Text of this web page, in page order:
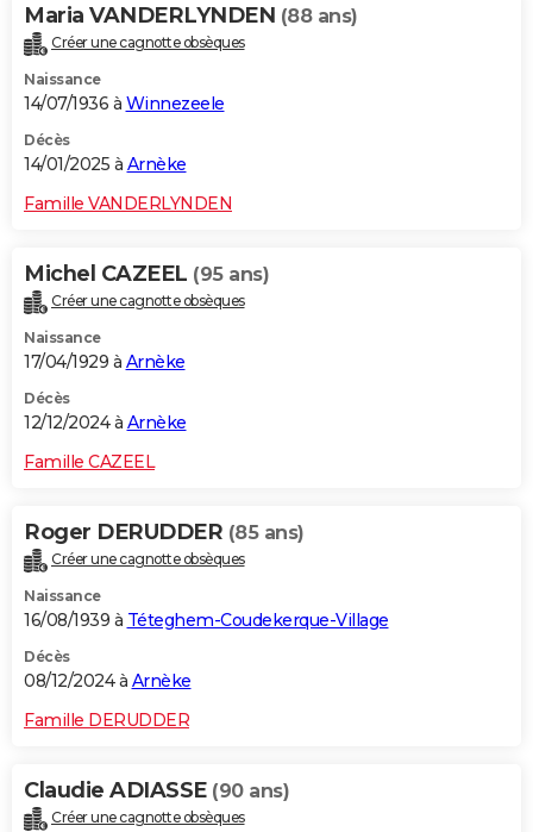
Maria VANDERLYNDEN (88 ans)
Créer une cagnotte obsèques
Naissance
14/07/1936 à Winnezeele
Décès
14/01/2025 à Arnèke
Famille VANDERLYNDEN
Michel CAZEEL (95 ans)
Créer une cagnotte obsèques
Naissance
17/04/1929 à Arnèke
Décès
12/12/2024 à Arnèke
Famille CAZEEL
Roger DERUDDER (85 ans)
Créer une cagnotte obsèques
Naissance
16/08/1939 à Téteghem-Coudekerque-Village
Décès
08/12/2024 à Arnèke
Famille DERUDDER
Claudie ADIASSE (90 ans)
Créer une cagnotte obsèques